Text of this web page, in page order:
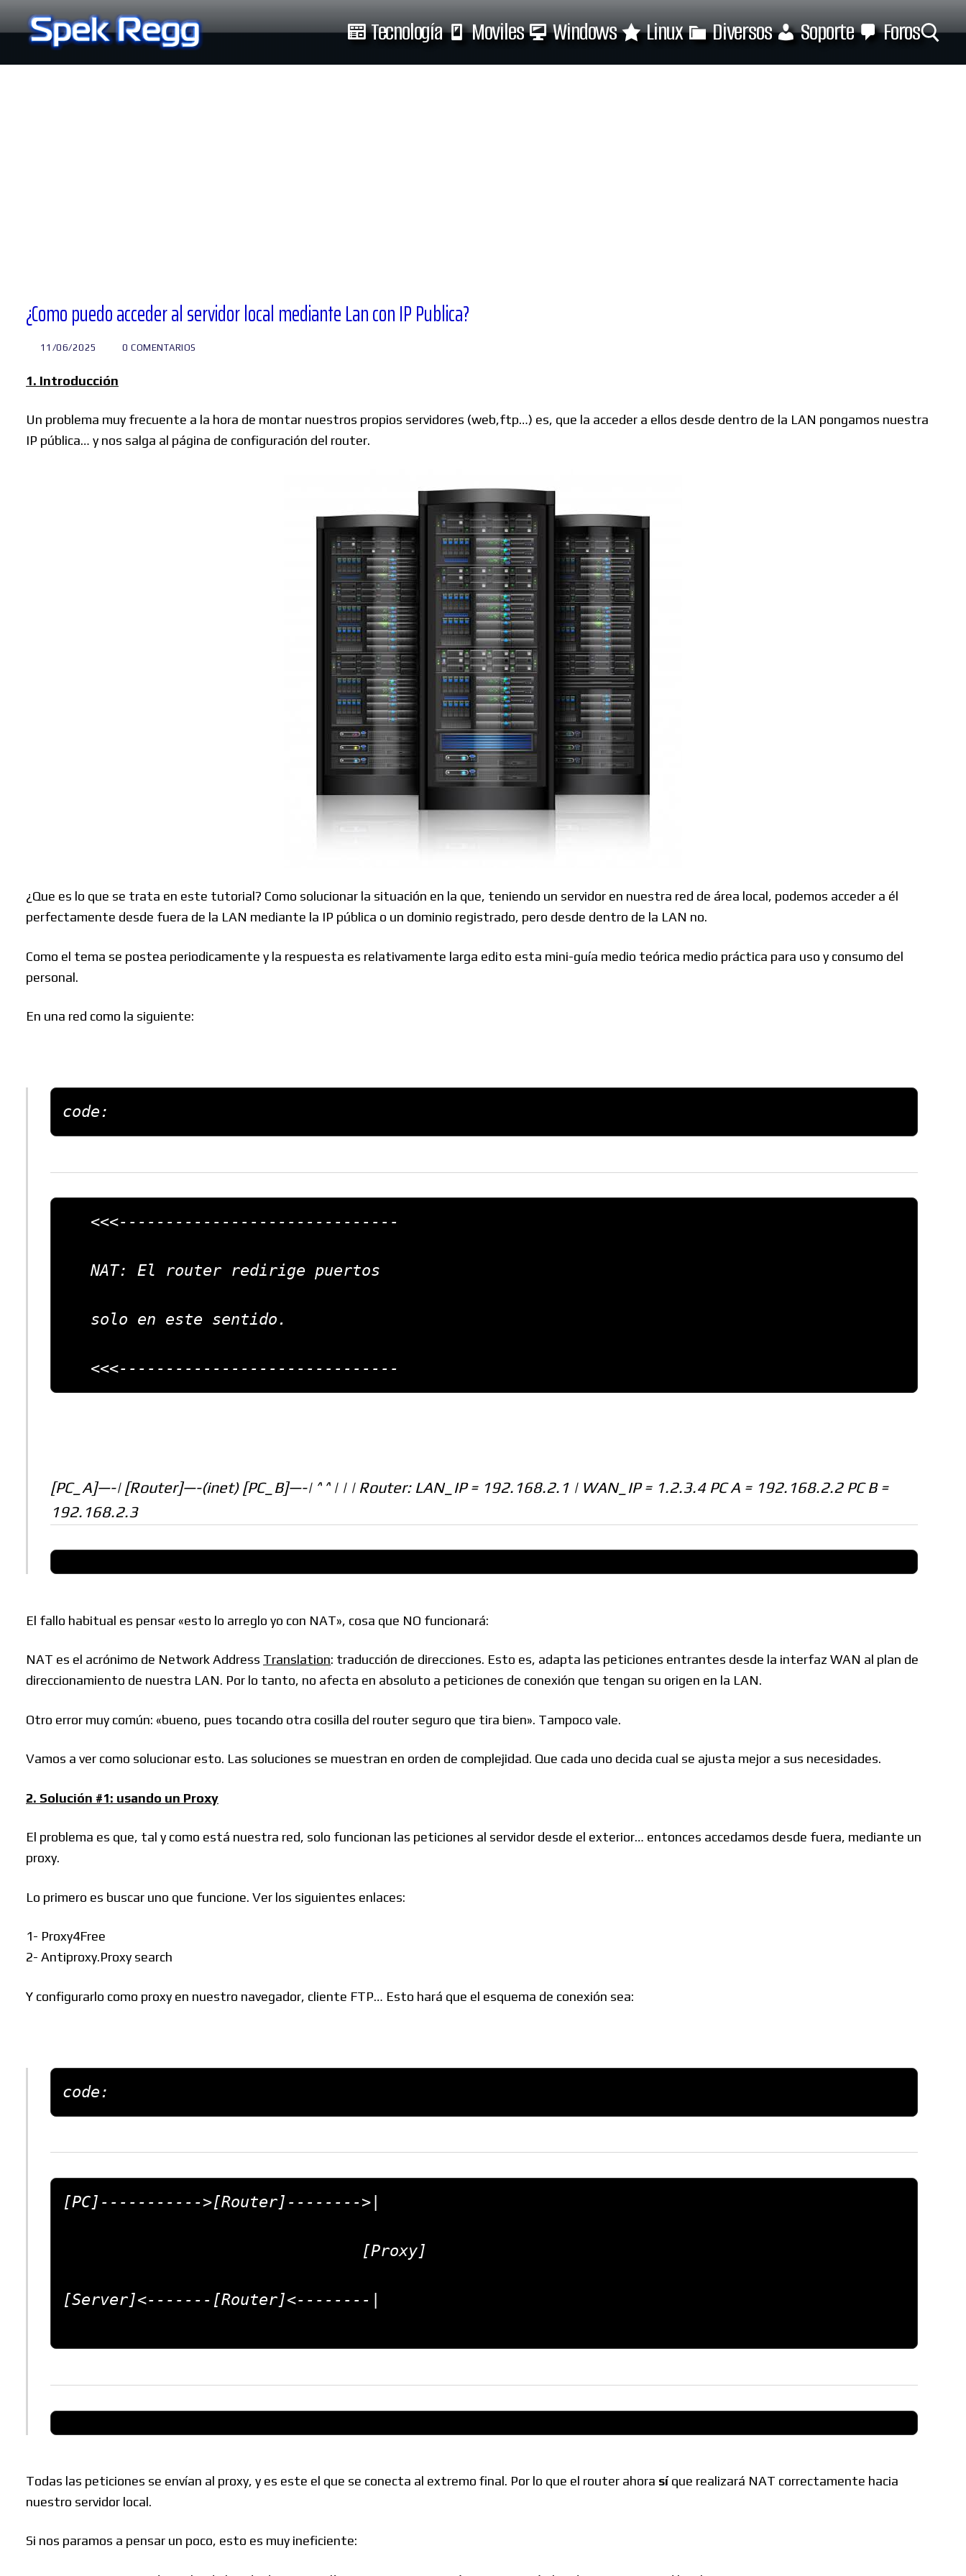
al
contenido
Tecnología Moviles Windows Linux Diversos Soporte Foros
Linux
Diversos
Soporte
Foros
¿Como puedo acceder al servidor local mediante Lan con IP Publica?
11/06/2025 0 COMENTARIOS
1. Introducción
Un problema muy frecuente a la hora de montar nuestros propios servidores (web,ftp…) es, que la acceder a ellos desde dentro de la LAN pongamos nuestra
IP pública… y nos salga al página de configuración del router.
¿Que es lo que se trata en este tutorial? Como solucionar la situación en la que, teniendo un servidor en nuestra red de área local, podemos acceder a él
perfectamente desde fuera de la LAN mediante la IP pública o un dominio registrado, pero desde dentro de la LAN no.
Como el tema se postea periodicamente y la respuesta es relativamente larga edito esta mini-guía medio teórica medio práctica para uso y consumo del
personal.
En una red como la siguiente:
code:
   <<<------------------------------
[PC_A]—-| [Router]—-(inet) [PC_B]—-| ^ ^ | | | Router: LAN_IP = 192.168.2.1 | WAN_IP = 1.2.3.4 PC A = 192.168.2.2 PC B =
192.168.2.3
El fallo habitual es pensar «esto lo arreglo yo con NAT», cosa que NO funcionará:
NAT es el acrónimo de Network Address Translation: traducción de direcciones. Esto es, adapta las peticiones entrantes desde la interfaz WAN al plan de
direccionamiento de nuestra LAN. Por lo tanto, no afecta en absoluto a peticiones de conexión que tengan su origen en la LAN.
Otro error muy común: «bueno, pues tocando otra cosilla del router seguro que tira bien». Tampoco vale.
Vamos a ver como solucionar esto. Las soluciones se muestran en orden de complejidad. Que cada uno decida cual se ajusta mejor a sus necesidades.
2. Solución #1: usando un Proxy
El problema es que, tal y como está nuestra red, solo funcionan las peticiones al servidor desde el exterior… entonces accedamos desde fuera, mediante un
proxy.
Lo primero es buscar uno que funcione. Ver los siguientes enlaces:
1- Proxy4Free
2- Antiproxy.Proxy search
Y configurarlo como proxy en nuestro navegador, cliente FTP… Esto hará que el esquema de conexión sea:
code:
[PC]----------->[Router]-------->|
[Server]<-------[Router]<--------|
Todas las peticiones se envían al proxy, y es este el que se conecta al extremo final. Por lo que el router ahora síque realizará NAT correctamente hacia
nuestro servidor local.
Si nos paramos a pensar un poco, esto es muy ineficiente: